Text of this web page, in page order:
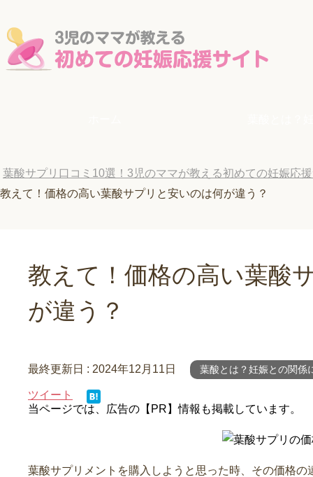
葉酸サプリ口コミ10選！3児のママが教える初めての妊娠応
教えて！価格の高い葉酸サプリと安いのは何が違う？
教えて！価格の高い葉酸
が違う？
最終更新日 : 2024年12月11日 葉酸とは？妊娠との関係
ツイート
当ページでは、広告の【PR】情報も掲載しています。
葉酸サプリメントを購入しようと思った時、その価格